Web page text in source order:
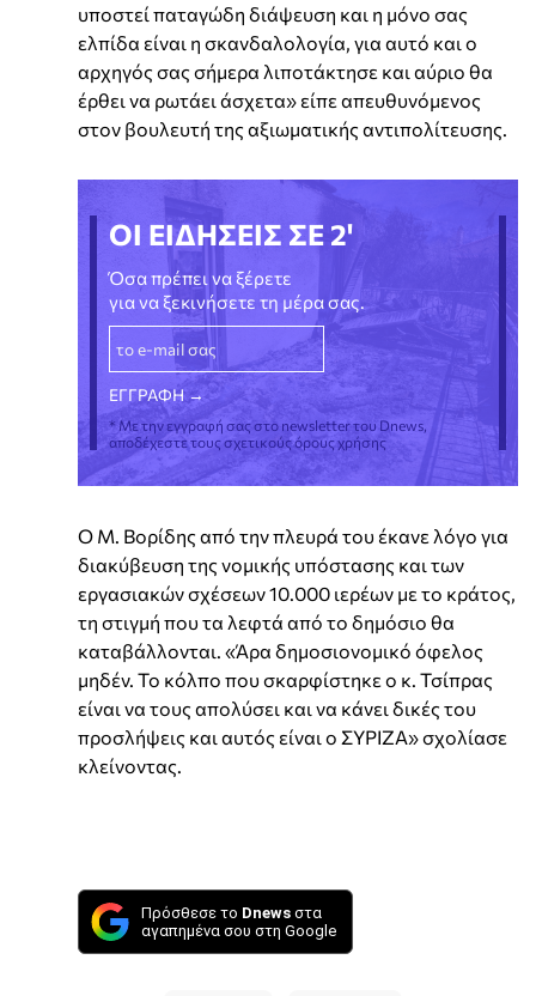
υποστεί παταγώδη διάψευση και η μόνο σας
ελπίδα είναι η σκανδαλολογία, για αυτό και ο
αρχηγός σας σήμερα λιποτάκτησε και αύριο θα
έρθει να ρωτάει άσχετα» είπε απευθυνόμενος
στον βουλευτή της αξιωματικής αντιπολίτευσης.
ΟΙ ΕΙΔΗΣΕΙΣ ΣΕ 2'
Όσα πρέπει να ξέρετε
για να ξεκινήσετε τη μέρα σας.
* Με την εγγραφή σας στο newsletter του Dnews,
αποδέχεστε τους σχετικούς όρους χρήσης
Ο Μ. Βορίδης από την πλευρά του έκανε λόγο για
διακύβευση της νομικής υπόστασης και των
εργασιακών σχέσεων 10.000 ιερέων με το κράτος,
τη στιγμή που τα λεφτά από το δημόσιο θα
καταβάλλονται. «Άρα δημοσιονομικό όφελος
μηδέν. Το κόλπο που σκαρφίστηκε ο κ. Τσίπρας
είναι να τους απολύσει και να κάνει δικές του
προσλήψεις και αυτός είναι ο ΣΥΡΙΖΑ» σχολίασε
κλείνοντας.
Πρόσθεσε το Dnews στα
αγαπημένα σου στη Google